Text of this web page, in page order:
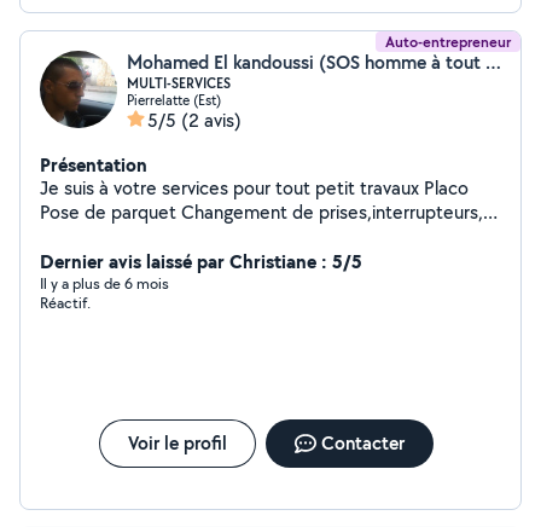
Auto-entrepreneur
Mohamed El kandoussi (SOS homme à tout faire)
MULTI-SERVICES
Pierrelatte (Est)
5/5 (2 avis)
Présentation
Je suis à votre services pour tout petit travaux Placo
Pose de parquet Changement de prises,interrupteurs,
mitigeur, etc... Montage meuble cuisine, meuble Ikea,
etc... Vérifications installation électrique Pose petite
surface de carrelages Etc....
Dernier avis laissé par Christiane : 5/5
Il y a plus de 6 mois
Réactif.
Voir le profil Contacter